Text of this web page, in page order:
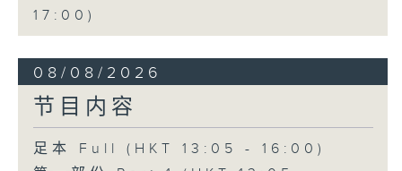
17:00)
08/08/2026
节目内容
足本 Full (HKT 13:05 - 16:00)